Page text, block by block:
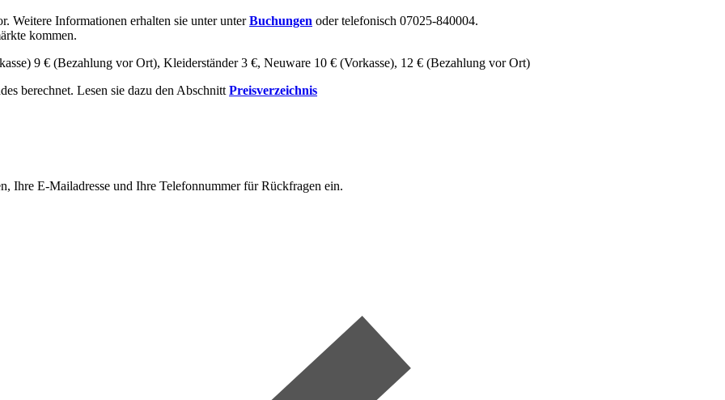
Weitere Informationen erhalten sie unter unterBuchungen oder telefonisch 07025-840004.
kommen.
9 € (Bezahlung vor Ort), Kleiderständer 3 €, Neuware 10 € (Vorkasse), 12 € (Bezahlung vor Ort)
berechnet. Lesen sie dazu den Abschnitt Preisverzeichnis
Ihre E-Mailadresse und Ihre Telefonnummer für Rückfragen ein.